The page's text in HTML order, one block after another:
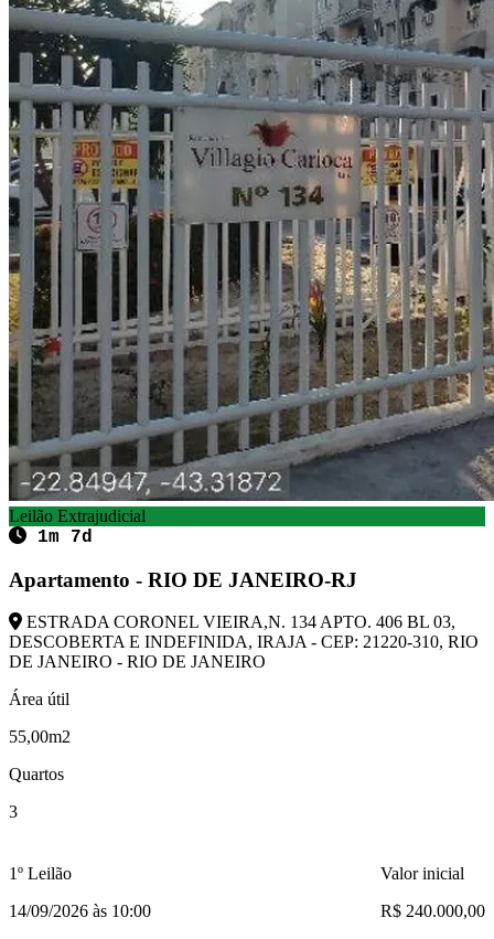
Leilão Extrajudicial
1m 7d
Apartamento - RIO DE JANEIRO-RJ
ESTRADA CORONEL VIEIRA,N. 134 APTO. 406 BL 03,
DESCOBERTA E INDEFINIDA, IRAJA - CEP: 21220-310, RIO
DE JANEIRO - RIO DE JANEIRO
Área útil
55,00m2
Quartos
3
1º Leilão
14/09/2026 às 10:00
Valor inicial
R$ 240.000,00